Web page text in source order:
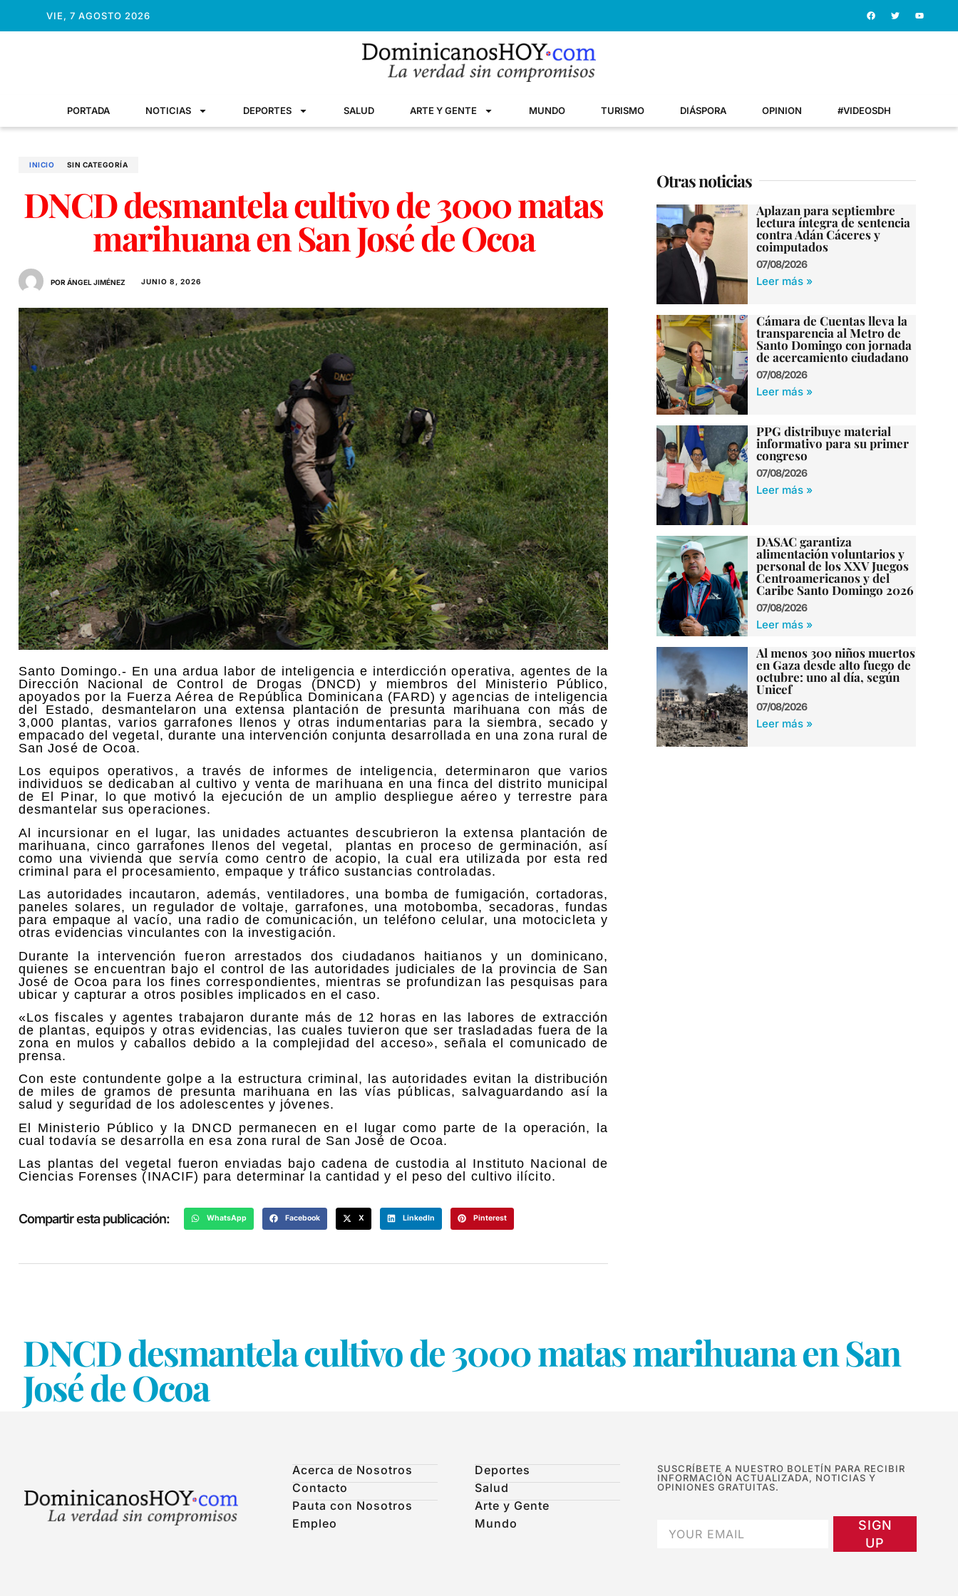
VIE, 7 AGOSTO 2026
PORTADA NOTICIAS DEPORTES SALUD ARTE Y GENTE MUNDO TURISMO DIÁSPORA OPINION #VIDEOSDH
INICIO SIN CATEGORÍA
DNCD desmantela cultivo de 3000 matas
marihuana en San José de Ocoa
POR ÁNGEL JIMÉNEZ JUNIO 8, 2026
Santo Domingo.- En una ardua labor de inteligencia e interdicción operativa, agentes de la
Dirección Nacional de Control de Drogas (DNCD) y miembros del Ministerio Público,
apoyados por la Fuerza Aérea de República Dominicana (FARD) y agencias de inteligencia
del Estado, desmantelaron una extensa plantación de presunta marihuana con más de
3,000 plantas, varios garrafones llenos y otras indumentarias para la siembra, secado y
empacado del vegetal, durante una intervención conjunta desarrollada en una zona rural de
San José de Ocoa.
Los equipos operativos, a través de informes de inteligencia, determinaron que varios
individuos se dedicaban al cultivo y venta de marihuana en una finca del distrito municipal
de El Pinar, lo que motivó la ejecución de un amplio despliegue aéreo y terrestre para
desmantelar sus operaciones.
Al incursionar en el lugar, las unidades actuantes descubrieron la extensa plantación de
marihuana, cinco garrafones llenos del vegetal,
plantas en proceso de germinación, así
como una vivienda que servía como centro de acopio, la cual era utilizada por esta red
criminal para el procesamiento, empaque y tráfico sustancias controladas.
Las autoridades incautaron, además, ventiladores, una bomba de fumigación, cortadoras,
paneles solares, un regulador de voltaje, garrafones, una motobomba, secadoras, fundas
para empaque al vacío, una radio de comunicación, un teléfono celular, una motocicleta y
otras evidencias vinculantes con la investigación.
Durante la intervención fueron arrestados dos ciudadanos haitianos y un dominicano,
quienes se encuentran bajo el control de las autoridades judiciales de la provincia de San
José de Ocoa para los fines correspondientes, mientras se profundizan las pesquisas para
ubicar y capturar a otros posibles implicados en el caso.
«Los fiscales y agentes trabajaron durante más de 12 horas en las labores de extracción
de plantas, equipos y otras evidencias, las cuales tuvieron que ser trasladadas fuera de la
zona en mulos y caballos debido a la complejidad del acceso», señala el comunicado de
prensa.
Con este contundente golpe a la estructura criminal, las autoridades evitan la distribución
de miles de gramos de presunta marihuana en las vías públicas, salvaguardando así la
salud y seguridad de los adolescentes y jóvenes.
El Ministerio Público y la DNCD permanecen en el lugar como parte de la operación, la
cual todavía se desarrolla en esa zona rural de San José de Ocoa.
Las plantas del vegetal fueron enviadas bajo cadena de custodia al Instituto Nacional de
Ciencias Forenses (INACIF) para determinar la cantidad y el peso del cultivo ilícito.
Compartir esta publicación: WhatsApp Facebook X LinkedIn Pinterest
Otras noticias
Aplazan para septiembre
lectura íntegra de sentencia
contra Adán Cáceres y
coimputados
07/08/2026
Leer más »
Cámara de Cuentas lleva la
transparencia al Metro de
Santo Domingo con jornada
de acercamiento ciudadano
07/08/2026
Leer más »
PPG distribuye material
informativo para su primer
congreso
07/08/2026
Leer más »
DASAC garantiza
alimentación voluntarios y
personal de los XXV Juegos
Centroamericanos y del
Caribe Santo Domingo 2026
07/08/2026
Leer más »
Al menos 300 niños muertos
en Gaza desde alto fuego de
octubre: uno al día, según
Unicef
07/08/2026
Leer más »
DNCD desmantela cultivo de 3000 matas marihuana en San
José de Ocoa
Acerca de Nosotros
Contacto
Pauta con Nosotros
Empleo
Deportes
Salud
Arte y Gente
Mundo
SUSCRÍBETE A NUESTRO BOLETÍN PARA RECIBIR
INFORMACIÓN ACTUALIZADA, NOTICIAS Y
OPINIONES GRATUITAS.
SIGN
UP